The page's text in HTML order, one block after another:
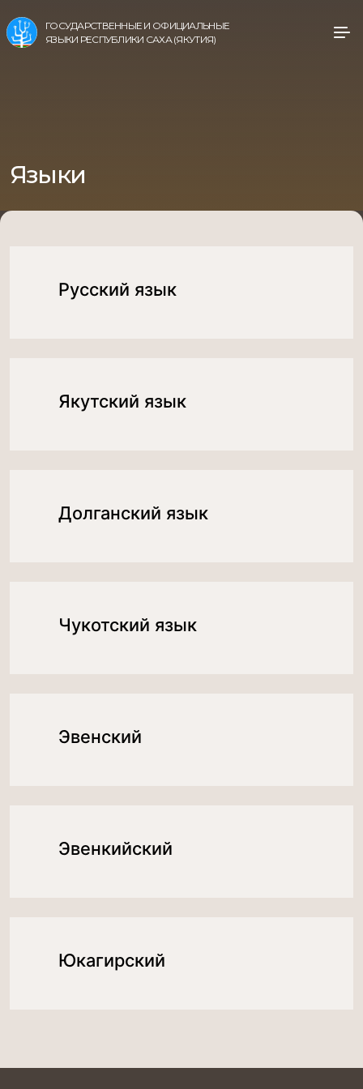
ГОСУДАРСТВЕННЫЕ И ОФИЦИАЛЬНЫЕ
ЯЗЫКИ РЕСПУБЛИКИ САХА (ЯКУТИЯ)
Языки
Русский язык
Якутский язык
Долганский язык
Чукотский язык
Эвенский
Эвенкийский
Юкагирский